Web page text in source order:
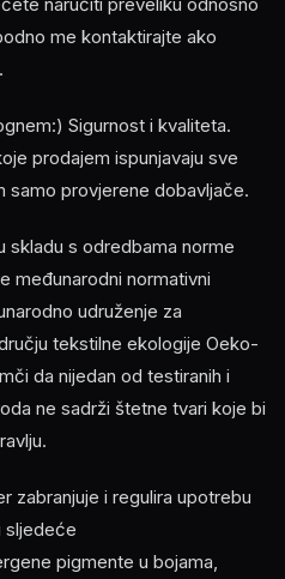
me kontaktirajte ako
Sigurnost i kvaliteta.
prodajem ispunjavaju sve
samo provjerene dobavljače.
skladu s odredbama norme
međunarodni normativni
udruženje za
tekstilne ekologije Oeko-
da nijedan od testiranih i
ne sadrži štetne tvari koje bi
zabranjuje i regulira upotrebu
sljedeće
pigmente u bojama,